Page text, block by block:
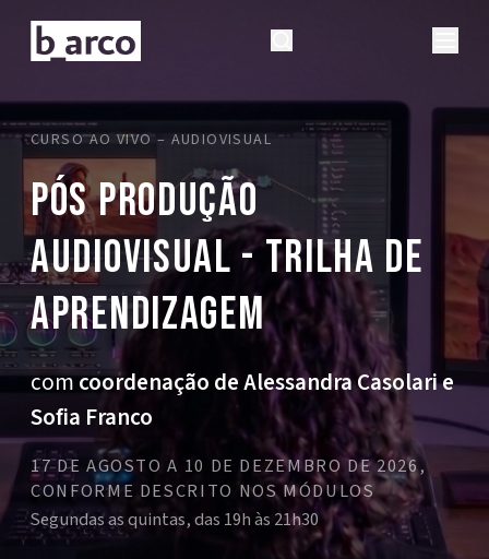
CURSO AO VIVO – AUDIOVISUAL
Pós Produção
Audiovisual - Trilha de
Aprendizagem
comcoordenação de Alessandra Casolari e
Sofia Franco
17 DE AGOSTO A 10 DE DEZEMBRO DE 2026,
CONFORME DESCRITO NOS MÓDULOS
Segundas as quintas, das 19h às 21h30